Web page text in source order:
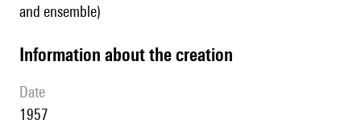
and ensemble)
information about the creation
date
1957